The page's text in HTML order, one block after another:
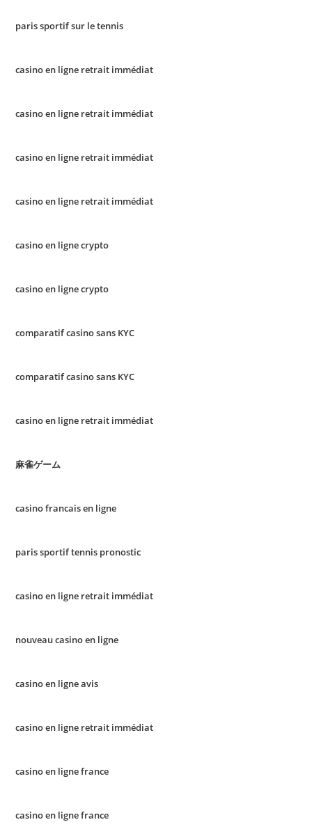
paris sportif sur le tennis
casino en ligne retrait immédiat
casino en ligne retrait immédiat
casino en ligne retrait immédiat
casino en ligne retrait immédiat
casino en ligne crypto
casino en ligne crypto
comparatif casino sans KYC
comparatif casino sans KYC
casino en ligne retrait immédiat
麻雀ゲーム
casino francais en ligne
paris sportif tennis pronostic
casino en ligne retrait immédiat
nouveau casino en ligne
casino en ligne avis
casino en ligne retrait immédiat
casino en ligne france
casino en ligne france